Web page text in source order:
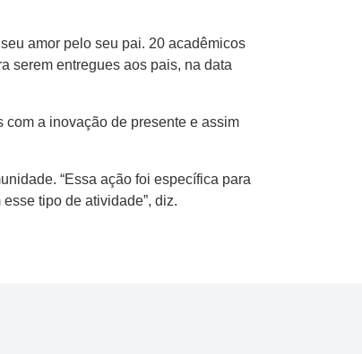
amor pelo seu pai. 20 acadêmicos
serem entregues aos pais, na data
a inovação de presente e assim
“Essa ação foi específica para
tipo de atividade”, diz.